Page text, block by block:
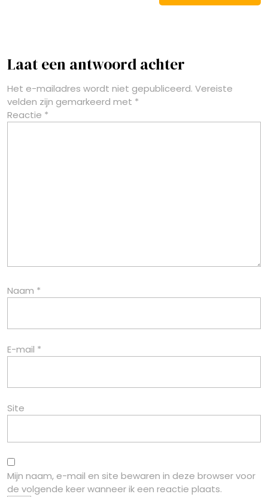
Laat een antwoord achter
Het e-mailadres wordt niet gepubliceerd. Vereiste
velden zijn gemarkeerd met *
Reactie *
Naam *
E-mail *
Site
Mijn naam, e-mail en site bewaren in deze browser voor
de volgende keer wanneer ik een reactie plaats.